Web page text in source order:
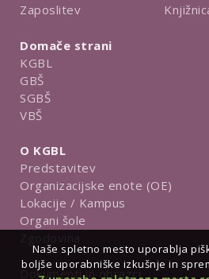
Zaposlitev
Domače strani
KGBL
GBŠ
SGBŠ
VBŠ
O KGBL
Predstavitev
Organizacijske enote (OE)
Lokacije / Kampus
Organi šole
Dokumenti in obrazci
Naše spletno mesto uporablja
boljše uporabniške izkušnje in